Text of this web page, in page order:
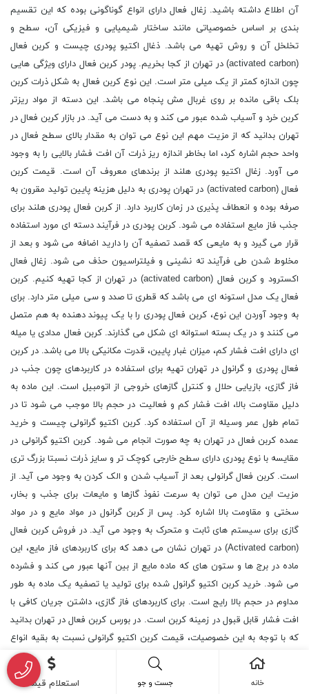
آن اطلاع داشته باشید. زغال فعال دارای انواع گوناگونی بوده که این تقسیم
بندی بر اساس خصوصیاتی مانند ساختار شیمیایی و فیزیکی آن، سطح و
تخلخل آن و روش تهیه می باشد. ذغال اکتیو پودری چیست و کربن فعال
(activated carbon) در تهران از کجا بخریم. پودر کربن فعال دارای ویژگی هایی
چون اندازه کمتر از یک میلی متر است. این نوع کربن فعال به شکل ذرات کربن
بلک باقی مانده بر روی غربال مش پنجاه می باشد. این دسته از مواد ریزتر
کربن خرد و آسیاب شده عبور می کند و به دست می آید. در بازار کربن فعال در
تهران بدانید که از مزیت مهم این نوع می توان به مقدار بالای سطح فعال در
واحد حجم اشاره کرد، اما بخاطر اندازه ریز ذرات آن افت فشار بالایی را به وجود
می آورد. زغال اکتیو پودری هلند از برندهای معروف آن است. قیمت کربن
فعال (activated carbon) در تهران پودری به دلیل هزینه پایین تولید مقرون به
صرفه بوده و انعطاف پذیری در زمان کاربرد دارد. از کربن فعال پودری هلند برای
جذب فاز مایع استفاده می شود. کربن پودری در فرآیند دسته ای مورد استفاده
قرار می گیرد و به مایعی که قصد تصفیه آن را دارید اضافه می شود و بعد از
مخلوط شدن طی فرآیند ته نشینی و فیلتراسیون حذف می شود. زغال فعال
اکسترود و کربن فعال (activated carbon) در تهران از کجا تهیه کنیم. کربن
فعال یک مدل استونه ای می باشد که قطری تا صدد و سی میلی متر دارد. برای
به وجود آوردن این نوع، کربن فعال پودری را با یک پیوند دهنده به هم متصل
می کنند و در یک بسته استوانه ای شکل می گذارند. کربن فعال مدادی یا میله
ای دارای افت فشار کم، میزان غبار پایین، قدرت مکانیکی بالا می باشد. در کربن
فعال پودری و گرانول در تهران تهیه برای استفاده در کاربردهای چون جذب در
فاز گازی، بازیایی حلال و کنترل گازهای خروجی از اتومبیل است. این ماده به
دلیل مقاومت بالا، افت فشار کم و فعالیت در حجم بالا موجب می شود تا در
تمام طول عمر وسیله از آن استفاده کرد. کربن اکتیو گرانولی چیست و خرید
عمده کربن فعال در تهران به چه صورت انجام می شود. کربن اکتیو گرانولی در
مقایسه با نوع پودری دارای سطح خارجی کوچک تر و سایز ذرات نسبتا بزرگ تری
است. کربن فعال گرانولی بعد از آسیاب شدن و الک کردن به وجود می آید. از
مزیت این مدل می توان به سرعت نفوذ گازها و مایعات برای جذب و بخار،
سختی و مقاومت بالا اشاره کرد. پس از کربن گرانول در مواد مایع و در مواد
گازی برای سیستم های ثابت و متحرک به وجود می آید. در فروش کربن فعال
(Activated carbon) در تهران نشان می دهد که برای کاربردهای فاز مایع، این
ماده در برج ها و ستون های که ماده مایع از بین آنها عبور می کند و فشرده
می شود. خرید کربن اکتیو گرانول شده برای تولید یا تصفیه یک ماده به طور
مداوم در حجم بالا رایج است. برای کاربردهای فاز گازی، داشتن جریان کافی با
افت فشار قابل قبول در زمینه کربن است. در بورس کربن فعال در تهران بدانید
که با توجه به این خصوصیات، قیمت کربن اکتیو گرانولی نسبت به بقیه انواع
خود کمی گران تر است. همچنین، این نوع کربن بلک می تواند دوباره بازیابی
شود و مورد استفاده قرار گیرد. این نوع فعال سازی تقریبا در طول دوره زمانی
خانه جست و جو استعلام قیمت